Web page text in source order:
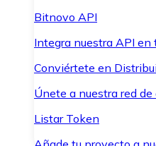
Bitnovo API
Integra nuestra API en
Conviértete en
Únete a nuestra red de
Listar Token